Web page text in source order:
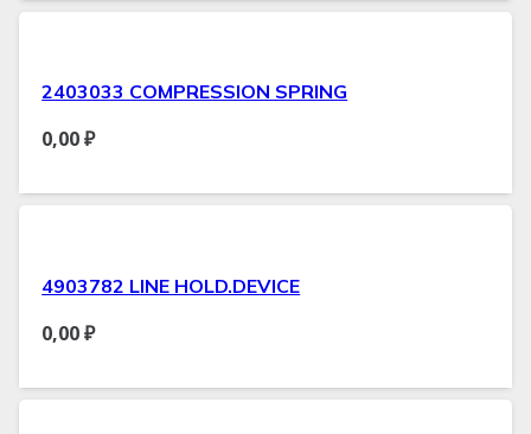
2403033 COMPRESSION SPRING
0,00₽
4903782 LINE HOLD.DEVICE
0,00₽